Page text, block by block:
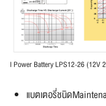
I Power Battery LPS12-26 (12V
แบตเตอรี่ชนิด